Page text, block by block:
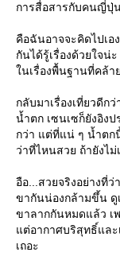
การสื่อสารกับคนญี่ปุ่
คือฉันอาจจะคิดไปเ
กันได้รู้เรื่องด้วยใจน่
ในเรื่องพื้นฐานที่คล้า
กลับมาเรื่องเที่ยวดีก
น้ำตก เซนเซก็ยังอิงป
กว่า แต่ที่แน่ ๆ น้ำตก
ว่าที่ไหนสวย ถ้ายังไ
อือ...สวยจริงอย่างที่ว่
ขากันน่องกล้ามขึ้น ดู
ขาลากกันหมดแล้ว เ
แต่อากาศบริสุทธิ์และ
เถอะ